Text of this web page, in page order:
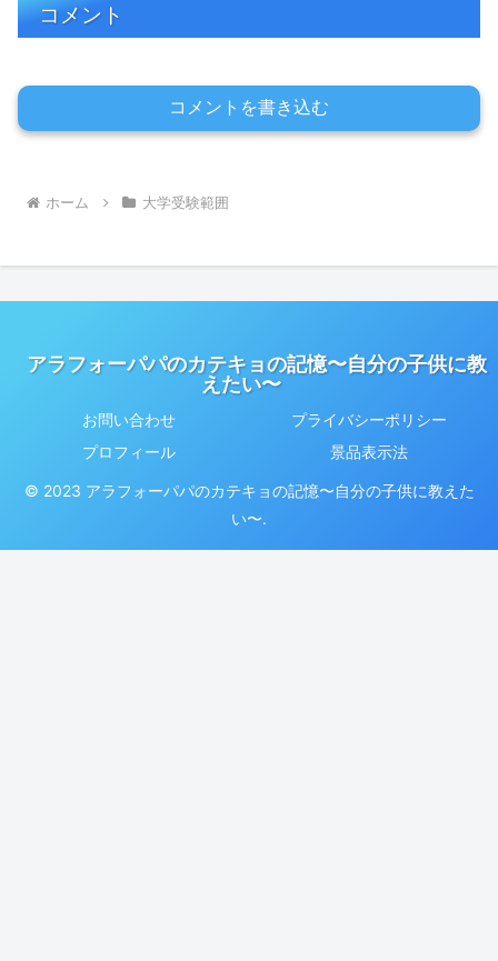
コメント
コメントを書き込む
ホーム 大学受験範囲
アラフォーパパのカテキョの記憶〜自分の子供に教
えたい〜
お問い合わせ
プライバシーポリシー
プロフィール
景品表示法
© 2023 アラフォーパパのカテキョの記憶〜自分の子供に教えた
い〜.